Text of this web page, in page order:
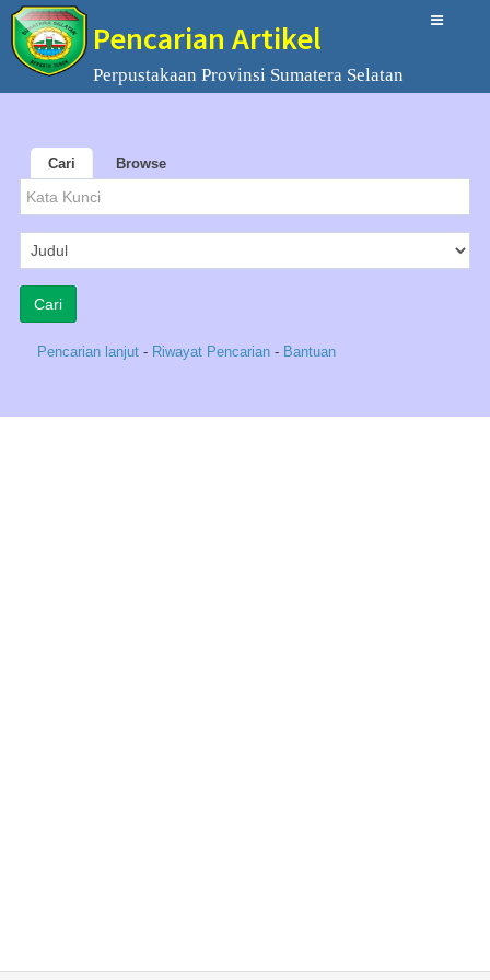
Pencarian Artikel
Perpustakaan Provinsi Sumatera Selatan
Cari Browse
Pencarian lanjut - Riwayat Pencarian - Bantuan